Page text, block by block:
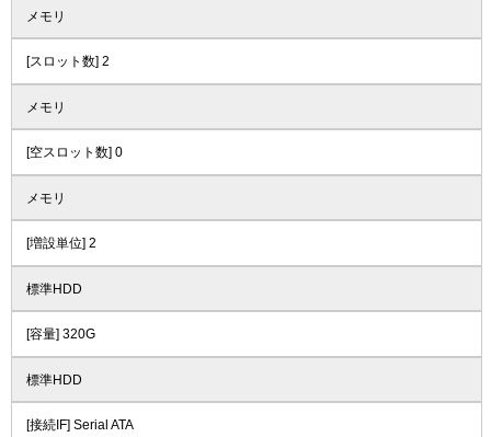
メモリ
[スロット数] 2
メモリ
[空スロット数] 0
メモリ
[増設単位] 2
標準HDD
[容量] 320G
標準HDD
[接続IF] Serial ATA